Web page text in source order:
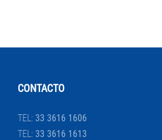
CONTACTO
TEL: 33 3616 1606
TEL: 33 3616 1613